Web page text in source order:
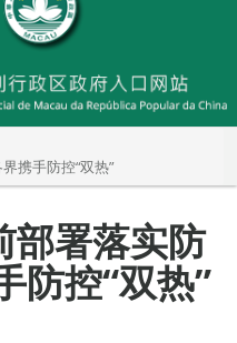
携手防控“双热”
部署落实防
防控“双热”